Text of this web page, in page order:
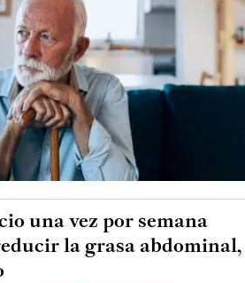
una vez por semana
la grasa abdominal,